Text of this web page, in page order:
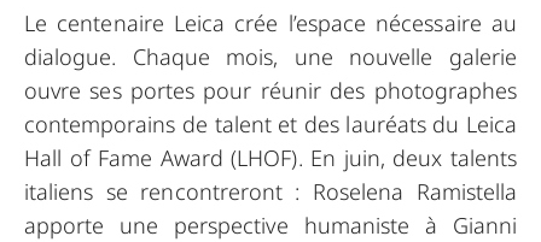
Le centenaire Leica crée l’espace nécessaire au
dialogue. Chaque mois, une nouvelle galerie
ouvre ses portes pour réunir des photographes
contemporains de talent et des lauréats du Leica
Hall of Fame Award (LHOF). En juin, deux talents
italiens se rencontreront : Roselena Ramistella
apporte une perspective humaniste à Gianni